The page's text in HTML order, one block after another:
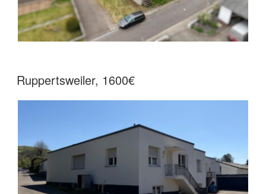
Ruppertsweiler, 1600€